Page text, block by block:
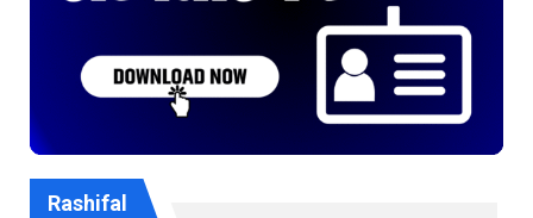
Rashifal